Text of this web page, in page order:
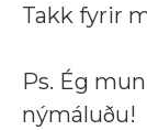
Takk fyrir
Ps. Ég
nýmáluðu!